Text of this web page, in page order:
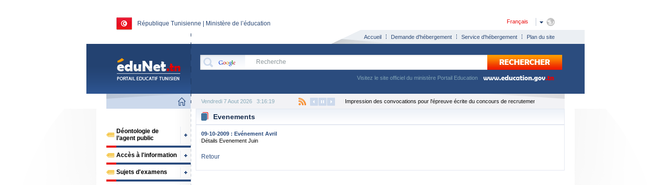
République Tunisienne | Ministère de l’éducation Français
Accueil Demande d'hébergement Service d'hébergement Plan du site
Visitez le site officiel du ministère Portail Education
Vendredi 7 Aout 2026 3:16:20 Impression des convocations pour l'épreuve écrite du concours de recrutement des professeurs du secondaire session 2026
Déontologie de
l’agent public
Accès à l'information
Sujets d'examens
Evenements
09-10-2009 : Evénement Avril
Détails Evenement Juin
Retour